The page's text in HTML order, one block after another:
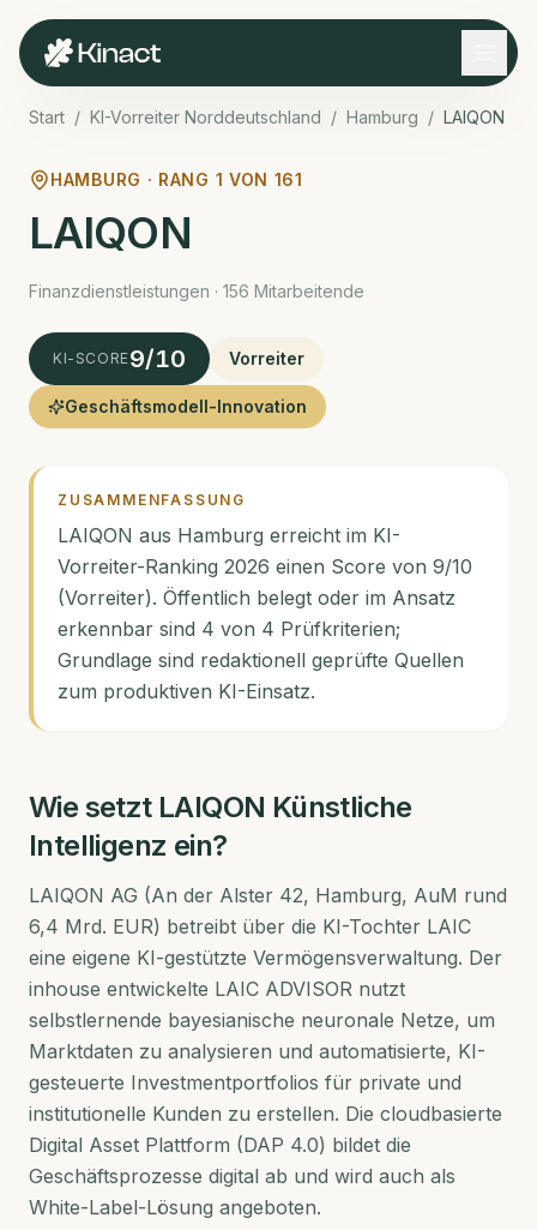
Start / KI-Vorreiter Norddeutschland / Hamburg / LAIQON
HAMBURG · RANG 1 VON 161
LAIQON
Finanzdienstleistungen · 156 Mitarbeitende
KI-SCORE9/10 Vorreiter
Geschäftsmodell-Innovation
ZUSAMMENFASSUNG
LAIQON aus Hamburg erreicht im KI-
Vorreiter-Ranking 2026 einen Score von 9/10
(Vorreiter). Öffentlich belegt oder im Ansatz
erkennbar sind 4 von 4 Prüfkriterien;
Grundlage sind redaktionell geprüfte Quellen
zum produktiven KI-Einsatz.
Wie setzt LAIQON Künstliche
Intelligenz ein?
LAIQON AG (An der Alster 42, Hamburg, AuM rund
6,4 Mrd. EUR) betreibt über die KI-Tochter LAIC
eine eigene KI-gestützte Vermögensverwaltung. Der
inhouse entwickelte LAIC ADVISOR nutzt
selbstlernende bayesianische neuronale Netze, um
Marktdaten zu analysieren und automatisierte, KI-
gesteuerte Investmentportfolios für private und
institutionelle Kunden zu erstellen. Die cloudbasierte
Digital Asset Plattform (DAP 4.0) bildet die
Geschäftsprozesse digital ab und wird auch als
White-Label-Lösung angeboten.